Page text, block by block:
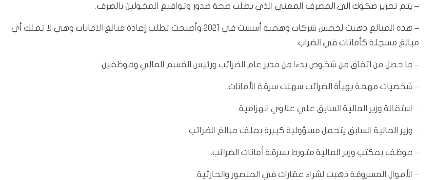
– يتم تحرير صكوك الى المصرف المعني الذي يطلب صحة صدور وتواقيع المخولين بالصرف.
– هذه المبالغ ذهبت لخمس شركات وهمية أسست في 2021 وأصبحت تطلب إعادة مبالغ الامانات وهي لا تملك أي
مبالغ مسجلة كأمانات في الضراب.
– ما حصل من اتفاق من شخوص بدءا من مدير عام الضرائب ورئيس القسم المالي وموظفين.
– شخصيات مهمة بهيأة الضرائب سهلت سرقة الأمانات.
– استقالة وزير المالية السابق علي علاوي انهزامية.
– وزير المالية السابق يتحمل مسؤولية كبيرة بملف مبالغ الضرائب.
– موظف بمكتب وزير المالية متورط بسرقة أمانات الضرائب.
– الأموال المسروقة ذهبت لشراء عقارات في المنصور والحارثية.